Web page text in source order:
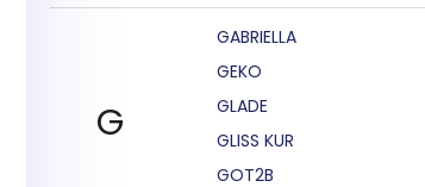
G
GABRIELLA
GEKO
GLADE
GLISS KUR
GOT2B